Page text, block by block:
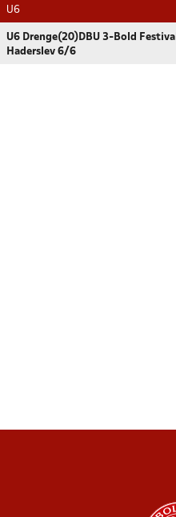
U6
U6 Drenge(20)DBU 3-Bold Festival
Haderslev 6/6